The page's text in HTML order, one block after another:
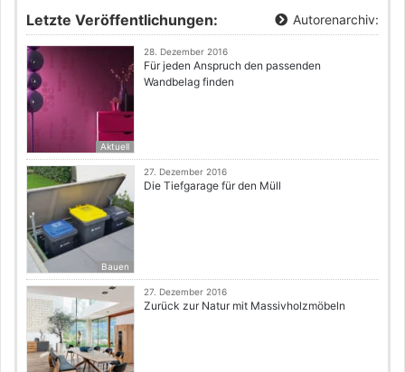
Letzte Veröffentlichungen: Autorenarchiv:
Aktuell
28. Dezember 2016
Für jeden Anspruch den passenden
Wandbelag finden
Bauen
27. Dezember 2016
Die Tiefgarage für den Müll
27. Dezember 2016
Zurück zur Natur mit Massivholzmöbeln